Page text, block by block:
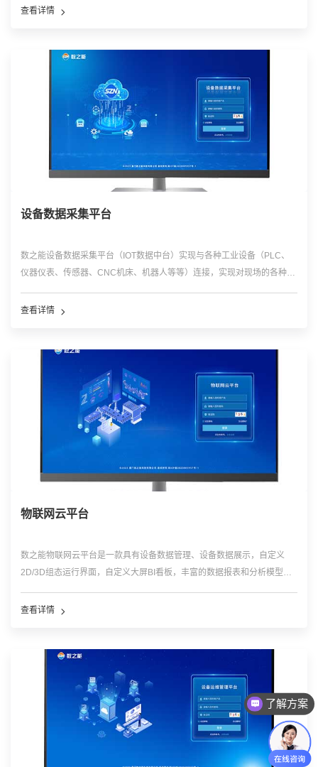
查看详情
设备数据采集平台
数之能设备数据采集平台（IOT数据中台）实现与各种工业设备（PLC、
仪器仪表、传感器、CNC机床、机器人等等）连接，实现对现场的各种工
台，为各种工业物联网平台、工业互联网平台和工业软件提供开放的数据
洗，过滤，处理和存储及共享。
查看详情
物联网云平台
数之能物联网云平台是一款具有设备数据管理、设备数据展示，自定义
2D/3D组态运行界面，自定义大屏BI看板，丰富的数据报表和分析模型，
适配性和扩展性强，满足企业不同需求，帮助企业搭建不同的可视化管理
供热供冷管理、智慧城市、应急管理等领域。
查看详情
可以试用吗？